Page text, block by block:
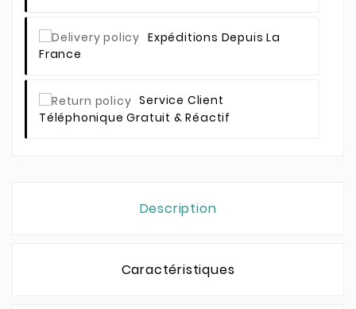
Expéditions Depuis La
France
Service Client
Téléphonique Gratuit & Réactif
Description
Caractéristiques